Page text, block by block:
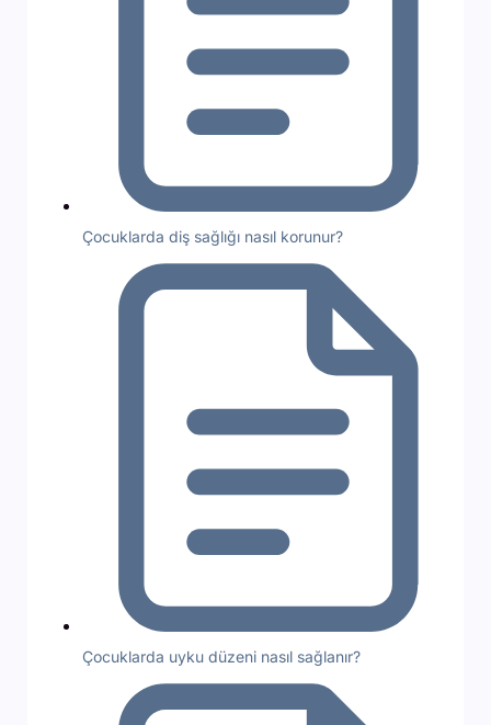
Çocuklarda diş sağlığı nasıl korunur?
Çocuklarda uyku düzeni nasıl sağlanır?